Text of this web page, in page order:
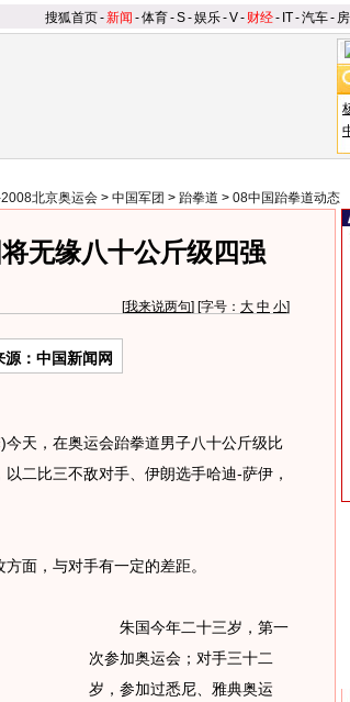
搜狐首页-新闻 -体育-S-娱乐-V- 财经- IT-汽车-
北京奥运会 > 中国军团 > 跆拳道 > 08中国跆拳道动态
无缘八十公斤级四强
[我来说两句] [字号： 大 中 小]
源：中国新闻网
天，在奥运会跆拳道男子八十公斤级比
二比三不敌对手、伊朗选手哈迪-萨伊，
面，与对手有一定的差距。
朱国今年二十三岁，第一
次参加奥运会；对手三十二
岁，参加过悉尼、雅典奥运